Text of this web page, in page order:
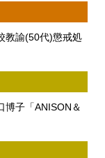
教諭(50代)懲戒処
子「ANISON＆